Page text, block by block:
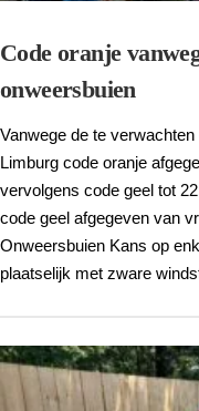
Code oranje
onweersbuien
Vanwege de te
Limburg code oranje
vervolgens code geel tot
code geel afgegeven van
Onweersbuien Kans op
plaatselijk met zware